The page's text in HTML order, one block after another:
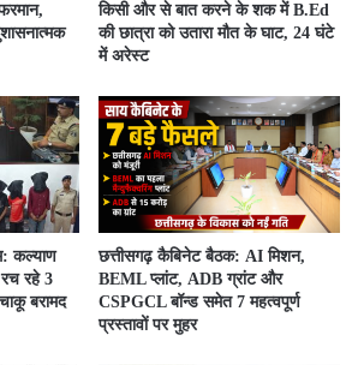
किसी और से बात करने के शक में B.Ed
की छात्रा को उतारा मौत के घाट, 24 घंटे
में अरेस्ट
कल्याण
रहे 3
बरामद
छत्तीसगढ़ कैबिनेट बैठक: AI मिशन,
BEML प्लांट, ADB ग्रांट और
CSPGCL बॉन्ड समेत 7 महत्वपूर्ण
प्रस्तावों पर मुहर